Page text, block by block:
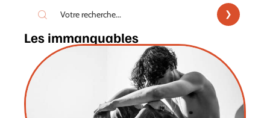
Les immanquables